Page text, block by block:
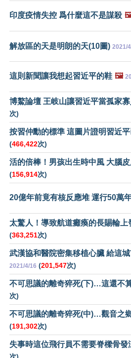
印度疫情失控 爲什麼這不是謀殺
解放區的天是明朗的天(10圖) 2021/
這則新聞讓我想起習近平的鞋 🖼️
博鰲論壇 王岐山讓習近平當孤家寡
次)
按習仲勳的標準 這圖片證明習近
(466,422次)
活的倍棒！男孩出生時中風 大腦
(156,914次)
20億年前竟有核反應堆 運行50萬
太驚人！導致航道癱瘓的長賜輪上
(363,251次)
武漢協和醫院密集移植心臟 給這
2021/4/16 (201,547次)
不可思議的離奇猝死(下)…這還不
次)
不可思議的離奇猝死(中)…觀音之
(191,302次)
失事時這位飛行員不需要脊樑骨發